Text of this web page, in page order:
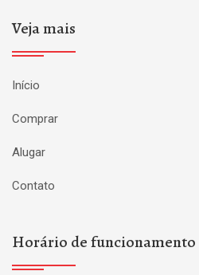
Veja mais
Início
Comprar
Alugar
Contato
Horário de funcionamento